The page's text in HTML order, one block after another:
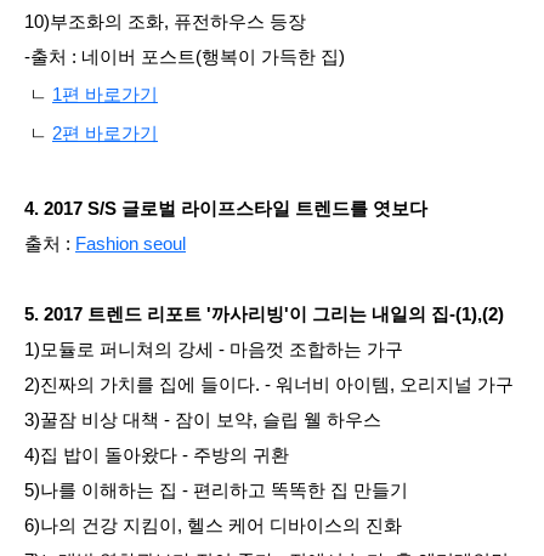
10)부조화의 조화, 퓨전하우스 등장
-출처 : 네이버 포스트(행복이 가득한 집)
ㄴ 1편 바로가기
ㄴ 2편 바로가기
4. 2017 S/S 글로벌 라이프스타일 트렌드를 엿보다
출처 : Fashion seoul
5. 2017 트렌드 리포트 '까사리빙'이 그리는 내일의 집-(1),(2)
1)모듈로 퍼니쳐의 강세 - 마음껏 조합하는 가구
2)진짜의 가치를 집에 들이다. - 워너비 아이템, 오리지널 가구
3)꿀잠 비상 대책 - 잠이 보약, 슬립 웰 하우스
4)집 밥이 돌아왔다 - 주방의 귀환
5)나를 이해하는 집 - 편리하고 똑똑한 집 만들기
6)나의 건강 지킴이, 헬스 케어 디바이스의 진화